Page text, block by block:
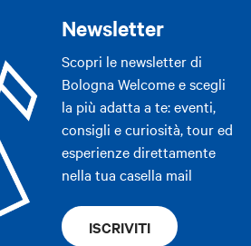
Newsletter
Scopri le newsletter di
Bologna Welcome e scegli
la più adatta a te: eventi,
consigli e curiosità, tour ed
esperienze direttamente
nella tua casella mail
ISCRIVITI